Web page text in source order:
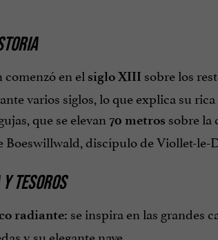
en el siglo XIII sobre los
varios siglos, lo que explica su
que se elevan 70 metros sobre la
Boeswillwald, discípulo de Viollet-le-
TESOROS
radiante: se inspira en las grandes
y su elegante nave.